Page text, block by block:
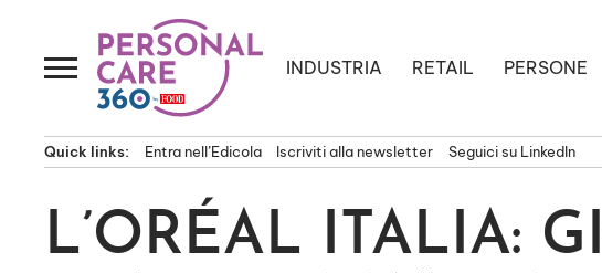
contenuto
INDUSTRIA RETAIL PERSONE
Quick links: Entra nell’Edicola Iscriviti alla newsletter Seguici su LinkedIn
L’ORÉAL ITALIA: